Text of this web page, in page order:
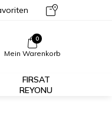
0
Mein Warenkorb
FIRSAT
REYONU